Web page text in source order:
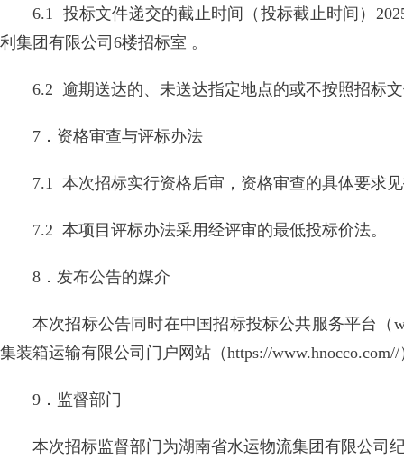
6.1 投标文件递交的截止时间（投标截止时间）
利集团有限公司6楼招标室 。
6.2 逾期送达的、未送达指定地点的或不按照招标
7．资格审查与评标办法
7.1 本次招标实行资格后审，资格审查的具体要求
7.2 本项目评标办法采用经评审的最低投标价法。
8．发布公告的媒介
本次招标公告同时在中国招标投标公共服务平台（
集装箱运输有限公司门户网站（https://
9．监督部门
本次招标监督部门为湖南省水运物流集团有限公司